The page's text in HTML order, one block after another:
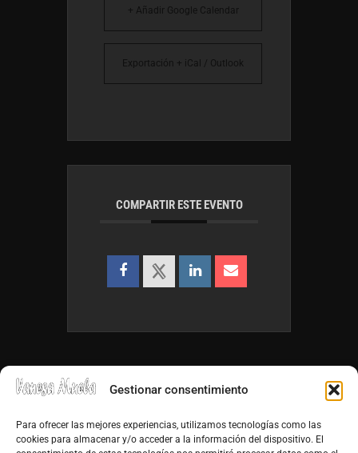
Gestionar consentimiento
Para ofrecer las mejores experiencias, utilizamos tecnologías como las
cookies para almacenar y/o acceder a la información del dispositivo. El
+ Añadir Google Calendar
Exportación + iCal / Outlook
COMPARTIR ESTE EVENTO